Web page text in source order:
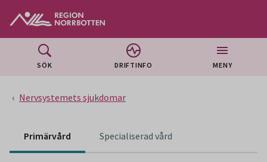
SÖK DRIFTINFO MENY
Nervsystemets sjukdomar
Primärvård Specialiserad vård